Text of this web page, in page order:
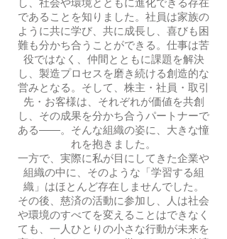
であることを知りました。社員は家族の
ように共に学び、共に成長し、喜びも困
難も分かち合うことができる。仕事は苦
役ではなく、仲間とともに課題を解決
し、製造プロセスを磨き続ける創造的な
営みとなる。そして、株主・社員・取引
先・お客様は、それぞれが価値を共創
し、その成果を分かち合うパートナーで
ある――。そんな組織の姿に、大きな憧
れを抱きました。
一方で、実際に私が目にしてきた企業や
組織の中に、そのような「学習する組
織」はほとんど存在しませんでした。
その後、慈済の活動に参加し、人は社会
や環境のすべてを変えることはできなく
ても、一人ひとりの小さな行動が未来を